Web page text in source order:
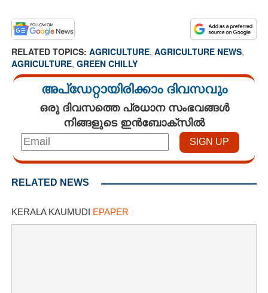
RELATED TOPICS: AGRICULTURE, AGRICULTURE NEWS,
AGRICULTURE, GREEN CHILLY
അപ്ഡേറ്റായിരിക്കാം ദിവസവും
ഒരു ദിവസത്തെ പ്രധാന സംഭവങ്ങൾ
നിങ്ങളുടെ ഇൻബോക്സിൽ
RELATED NEWS
KERALA KAUMUDI EPAPER